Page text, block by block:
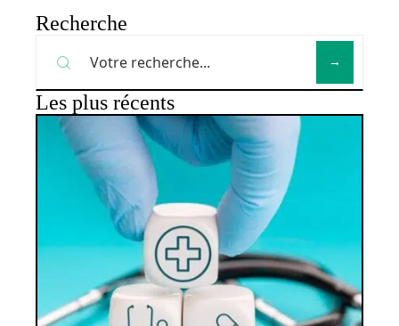
Recherche
Les plus récents